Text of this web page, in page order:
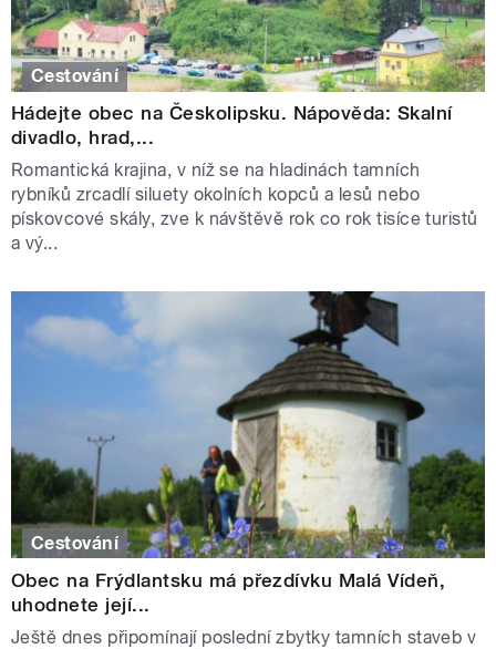
Cestování
Hádejte obec na Českolipsku. Nápověda: Skalní
divadlo, hrad,...
Romantická krajina, v níž se na hladinách tamních
rybníků zrcadlí siluety okolních kopců a lesů nebo
pískovcové skály, zve k návštěvě rok co rok tisíce turistů
a vý...
Cestování
Obec na Frýdlantsku má přezdívku Malá Vídeň,
uhodnete její...
Ještě dnes připomínají poslední zbytky tamních staveb v